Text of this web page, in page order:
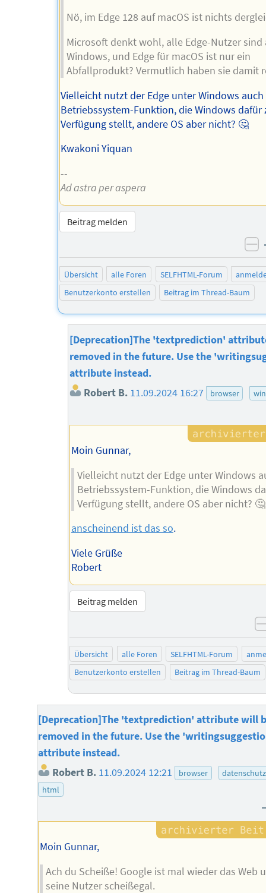
Nö, im Edge 128 auf macOS ist nichts
Microsoft denkt wohl, alle Edge-Nutzer sind
Windows, und Edge für macOS ist nur ein
Abfallprodukt? Vermutlich haben sie damit
Vielleicht nutzt der Edge unter Windows auch
Betriebssystem-Funktion, die Windows dafür
Verfügung stellt, andere OS aber nicht? 🤔
Kwakoni Yiquan
--
Ad astra per aspera
Beitrag melden
Übersicht alle Foren SELFHTML-Forum
Benutzerkonto erstellen
Beitrag im Thread-Baum
[Deprecation]The 'textprediction'
removed in the future. Use the
attribute instead.
Robert B. 11.09.2024 16:27 browser
Moin Gunnar,
Vielleicht nutzt der Edge unter Windows
Betriebssystem-Funktion, die Windows
Verfügung stellt, andere OS aber nicht? 🤔
anscheinend ist das so.
Viele Grüße
Robert
Beitrag melden
Übersicht alle Foren SELFHTML-Forum
Benutzerkonto erstellen
Beitrag im Thread-Baum
[Deprecation]The 'textprediction' attribute will
removed in the future. Use the
attribute instead.
Robert B. 11.09.2024 12:21 browser
datenschutz
html
Moin Gunnar,
Ach du Scheiße! Google ist mal wieder das Web
seine Nutzer scheißegal.